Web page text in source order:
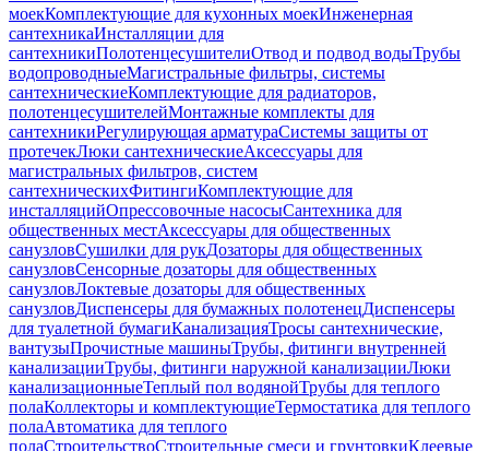
моекКомплектующие для кухонных моекИнженерная
сантехникаИнсталляции для
сантехникиПолотенцесушителиОтвод и подвод водыТрубы
водопроводныеМагистральные фильтры, системы
сантехническиеКомплектующие для радиаторов,
полотенцесушителейМонтажные комплекты для
сантехникиРегулирующая арматураСистемы защиты от
протечекЛюки сантехническиеАксессуары для
магистральных фильтров, систем
сантехническихФитингиКомплектующие для
инсталляцийОпрессовочные насосыСантехника для
общественных местАксессуары для общественных
санузловСушилки для рукДозаторы для общественных
санузловСенсорные дозаторы для общественных
санузловЛоктевые дозаторы для общественных
санузловДиспенсеры для бумажных полотенецДиспенсеры
для туалетной бумагиКанализацияТросы сантехнические,
вантузыПрочистные машиныТрубы, фитинги внутренней
канализацииТрубы, фитинги наружной канализацииЛюки
канализационныеТеплый пол водянойТрубы для теплого
полаКоллекторы и комплектующиеТермостатика для теплого
полаАвтоматика для теплого
полаСтроительствоСтроительные смеси и грунтовкиКлеевые